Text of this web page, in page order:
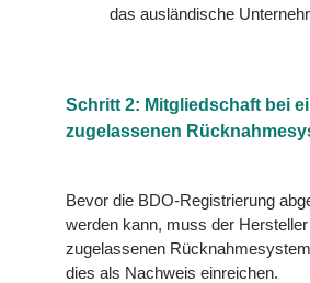
das ausländische
Schritt 2: Mitgliedschaft bei
zugelassenen
Bevor die BDO-Registrierung
werden kann, muss der
zugelassenen
dies als Nachweis einreichen.